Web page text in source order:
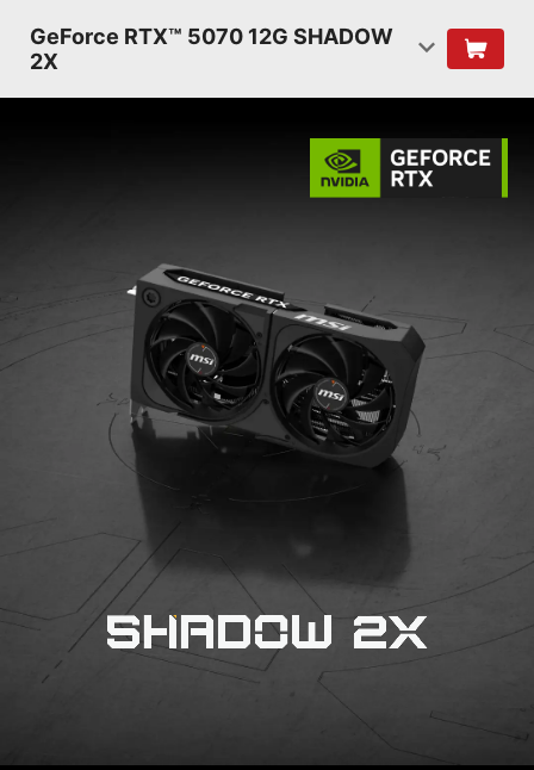
GeForce RTX™ 5070 12G SHADOW
2X